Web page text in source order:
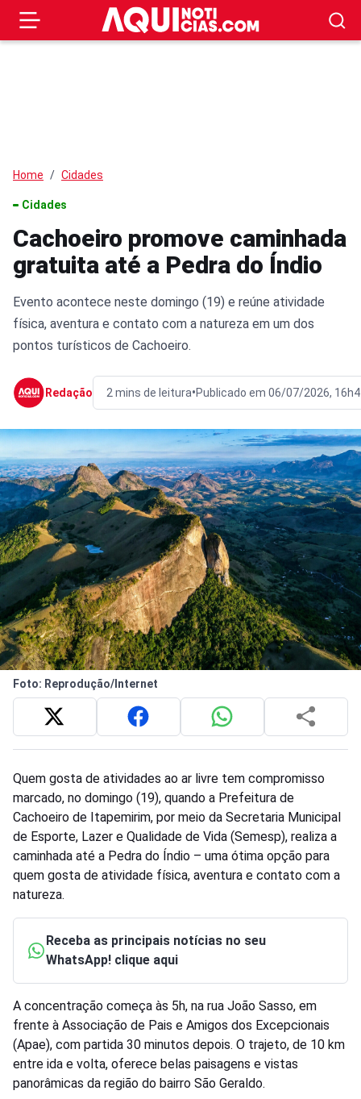
Home Cidades
Cidades
Cachoeiro promove caminhada
gratuita até a Pedra do Índio
Evento acontece neste domingo (19) e reúne atividade
física, aventura e contato com a natureza em um dos
pontos turísticos de Cachoeiro.
Redação 2 mins de leitura•Publicado em 06/07/2026,
Foto: Reprodução/Internet
Quem gosta de atividades ao ar livre tem compromisso
marcado, no domingo (19), quando a Prefeitura de
Cachoeiro de Itapemirim, por meio da Secretaria Municipal
de Esporte, Lazer e Qualidade de Vida (Semesp), realiza a
caminhada até a Pedra do Índio – uma ótima opção para
quem gosta de atividade física, aventura e contato com a
natureza.
Receba as principais notícias no seu
WhatsApp! clique aqui
A concentração começa às 5h, na rua João Sasso, em
frente à Associação de Pais e Amigos dos Excepcionais
(Apae), com partida 30 minutos depois. O trajeto, de 10 km
entre ida e volta, oferece belas paisagens e vistas
panorâmicas da região do bairro São Geraldo.